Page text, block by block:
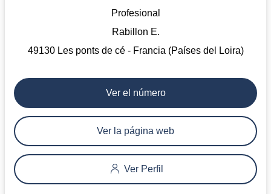
Profesional
Rabillon E.
49130 Les ponts de cé - Francia (Países del Loira)
Ver el número
Ver la página web
Ver Perfil